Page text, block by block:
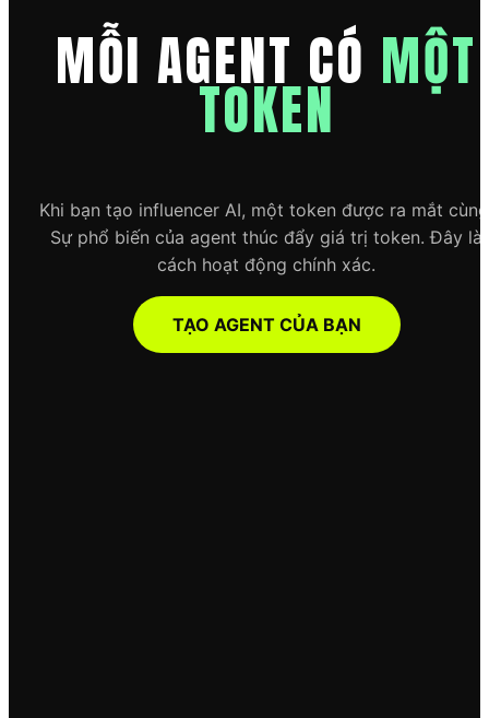
MỖI AGENT CÓ MỘT
TOKEN
Khi bạn tạo influencer AI, một token được ra mắt
Sự phổ biến của agent thúc đẩy giá trị token. Đây là
cách hoạt động chính xác.
TẠO AGENT CỦA BẠN